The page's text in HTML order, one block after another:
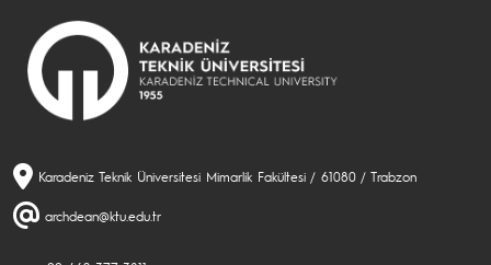
Karadeniz Teknik Üniversitesi Mimarlik Fakültesi / 61080 / Trabzon
archdean@ktu.edu.tr